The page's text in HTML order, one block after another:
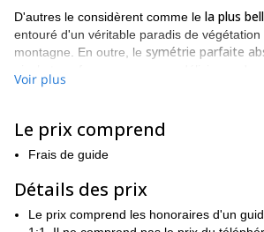
D'autres le considèrent comme le la plus
entouré d'un véritable paradis de
montagne. En outre, le symétrie parfaite
suisses. Mais quelle que soit la raison de sa
Par ailleurs, la région qui l'entoure regorge
charmantes et des terrains vierges
avoisinantes, de
belles. De plus, beaucoup offrent
passer la nuit, des auberges luxueuses aux
Mais toutes ont quelque chose en commun,
Voir plus
Le prix comprend
Frais de guide
Détails des prix
Le prix comprend les honoraires d'un